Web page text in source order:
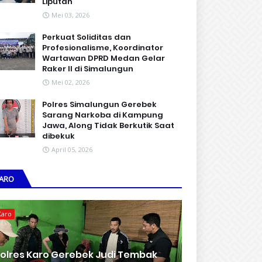
Mei 03, 2026
Perkuat Soliditas dan
Profesionalisme, Koordinator
Wartawan DPRD Medan Gelar
Raker II di Simalungun
Mei 02, 2026
Polres Simalungun Gerebek
Sarang Narkoba di Kampung
Jawa, Along Tidak Berkutik Saat
dibekuk
April 05, 2026
Karo Gerebek Judi Tembak